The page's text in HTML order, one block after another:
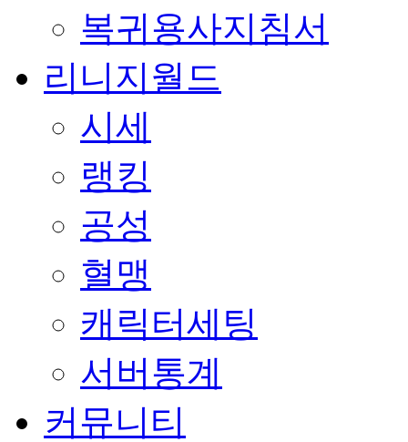
복귀용사지침서
리니지월드
시세
랭킹
공성
혈맹
캐릭터세팅
서버통계
커뮤니티